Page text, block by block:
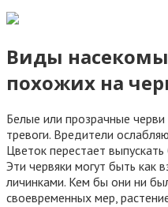
Виды
похожих на
Белые или прозрачные
тревоги. Вредители
Цветок перестает
Эти червяки могут быть как
личинками. Кем бы они ни
своевременных мер,